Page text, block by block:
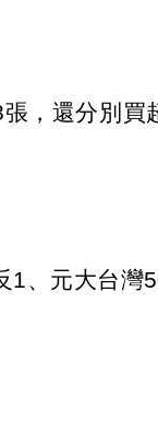
，還分別買
1、元大台灣